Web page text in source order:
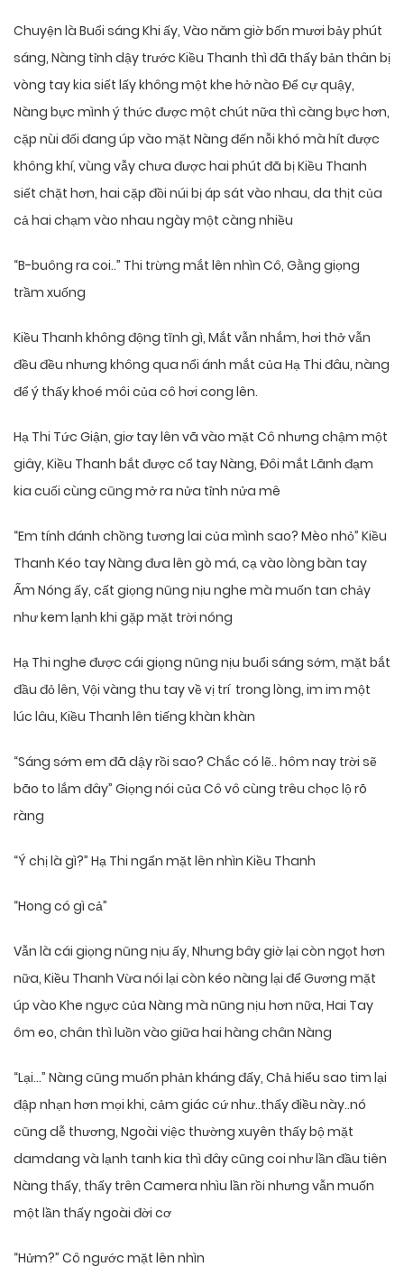
Chuyện là Buổi sáng Khi ấy, Vào năm giờ bốn mươi bảy phút
sáng, Nàng tỉnh dậy trước Kiều Thanh thì đã thấy bản thân bị
vòng tay kia siết lấy không một khe hở nào Để cự quậy,
Nàng bực mình ý thức được một chút nữa thì càng bực hơn,
cặp nùi đối đang úp vào mặt Nàng đến nỗi khó mà hít được
không khí, vùng vẫy chưa được hai phút đã bị Kiều Thanh
siết chặt hơn, hai cặp đồi núi bị áp sát vào nhau, da thịt của
cả hai chạm vào nhau ngày một càng nhiều
“B-buông ra coi..” Thi trừng mắt lên nhìn Cô, Gằng giọng
trầm xuống
Kiều Thanh không động tĩnh gì, Mắt vẫn nhắm, hơi thở vẫn
đều đều nhưng không qua nổi ánh mắt của Hạ Thi đâu, nàng
để ý thấy khoé môi của cô hơi cong lên.
Hạ Thi Tức Giận, giơ tay lên vã vào mặt Cô nhưng chậm một
giây, Kiều Thanh bắt được cổ tay Nàng, Đôi mắt Lãnh đạm
kia cuối cùng cũng mở ra nửa tỉnh nửa mê
“Em tính đánh chồng tương lai của mình sao? Mèo nhỏ” Kiều
Thanh Kéo tay Nàng đưa lên gò má, cạ vào lòng bàn tay
Ấm Nóng ấy, cất giọng nũng nịu nghe mà muốn tan chảy
như kem lạnh khi gặp mặt trời nóng
Hạ Thi nghe được cái giọng nũng nịu buổi sáng sớm, mặt bắt
đầu đỏ lên, Vội vàng thu tay về vị trí trong lòng, im im một
lúc lâu, Kiều Thanh lên tiếng khàn khàn
“Sáng sớm em đã dậy rồi sao? Chắc có lẽ.. hôm nay trời sẽ
bão to lắm đây” Giọng nói của Cô vô cùng trêu chọc lộ rõ
ràng
“Ý chị là gì?” Hạ Thi ngẩn mặt lên nhìn Kiều Thanh
“Hong có gì cả”
Vẫn là cái giọng nũng nịu ấy, Nhưng bây giờ lại còn ngọt hơn
nữa, Kiều Thanh Vừa nói lại còn kéo nàng lại để Gương mặt
úp vào Khe ngực của Nàng mà nũng nịu hơn nữa, Hai Tay
ôm eo, chân thì luồn vào giữa hai hàng chân Nàng
“Lại…” Nàng cũng muốn phản kháng đấy, Chả hiểu sao tim lại
đập nhạn hơn mọi khi, cảm giác cứ như..thấy điều này..nó
cũng dễ thương, Ngoài việc thường xuyên thấy bộ mặt
damdang và lạnh tanh kia thì đây cũng coi như lần đầu tiên
Nàng thấy, thấy trên Camera nhìu lần rồi nhưng vẫn muốn
một lần thấy ngoài đời cơ
“Hửm?” Cô ngước mặt lên nhìn